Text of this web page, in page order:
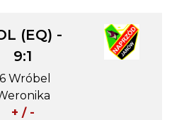
(EQ) -
9:1
Wróbel
+ / -